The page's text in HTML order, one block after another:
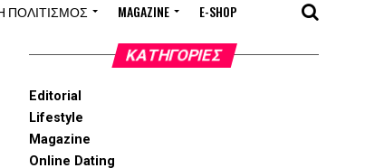
ΠΟΛΙΤΙΣΜΌΣ MAGAZINE E-SHOP
KΑΤΗΓΟΡΊΕΣ
Editorial
Lifestyle
Magazine
Online Dating